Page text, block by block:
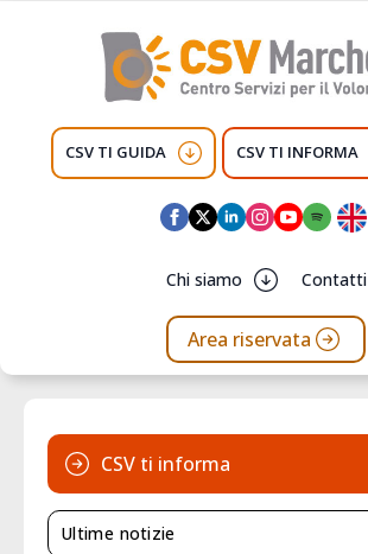
CSV TI GUIDA CSV TI INFORMA
Chi siamo Contatti
Area riservata
CSV ti informa
Ultime notizie